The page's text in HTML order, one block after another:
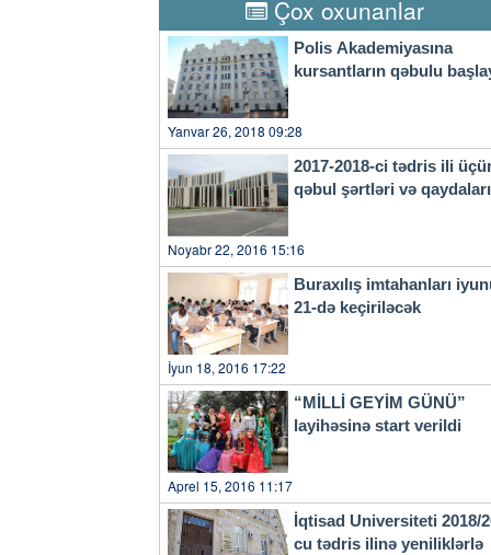
kitabşünaslıq,
müəlliflik hüququ və əlaqəli
Çox oxunanlar
Polis Akademiyasına
kursantların qəbulu
Yanvar 26, 2018 09:28
2017-2018-ci tədris ili
qəbul şərtləri və
Noyabr 22, 2016 15:16
Buraxılış imtahanları
21-də keçiriləcək
İyun 18, 2016 17:22
“MİLLİ GEYİM GÜNÜ”
layihəsinə start verildi
Aprel 15, 2016 11:17
İqtisad Universiteti 2018/
cu tədris ilinə yeniliklərlə